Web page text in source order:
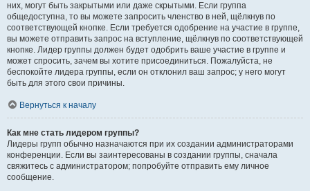
них, могут быть закрытыми или даже скрытыми. Если группа
общедоступна, то вы можете запросить членство в ней, щёлкнув по
соответствующей кнопке. Если требуется одобрение на участие в группе,
вы можете отправить запрос на вступление, щёлкнув по соответствующей
кнопке. Лидер группы должен будет одобрить ваше участие в группе и
может спросить, зачем вы хотите присоединиться. Пожалуйста, не
беспокойте лидера группы, если он отклонил ваш запрос; у него могут
быть для этого свои причины.
Вернуться к началу
Как мне стать лидером группы?
Лидеры групп обычно назначаются при их создании администраторами
конференции. Если вы заинтересованы в создании группы, сначала
свяжитесь с администратором; попробуйте отправить ему личное
сообщение.